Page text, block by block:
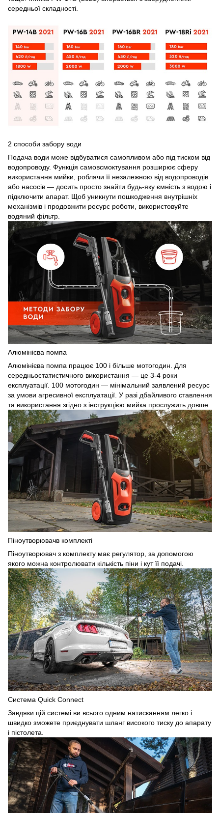
середньої складності.
2 способи забору води
Подача води може відбуватися самопливом або під тиском від
водопроводу. Функція самовсмоктування розширює сферу
використання мийки, роблячи її незалежною від водопроводів
або насосів — досить просто знайти будь-яку ємність з водою і
підключити апарат. Щоб уникнути пошкодження внутрішніх
механізмів і продовжити ресурс роботи, використовуйте
водяний фільтр.
Алюмінієва помпа
Алюмінієва помпа працює 100 і більше мотогодин. Для
середньостатистичного використання — це 3-4 роки
експлуатації. 100 мотогодин — мінімальний заявлений ресурс
за умови агресивної експлуатації. У разі дбайливого ставлення
та використання згідно з інструкцією мийка прослужить довше.
Піноутворювачв комплекті
Піноутворювач з комплекту має регулятор, за допомогою
якого можна контролювати кількість піни і кут її подачі.
Система Quick Connect
Завдяки цій системі ви всього одним натисканням легко і
швидко зможете приєднувати шланг високого тиску до апарату
і пістолета.